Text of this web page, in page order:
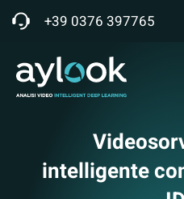
+39 0376 397765
intelligente